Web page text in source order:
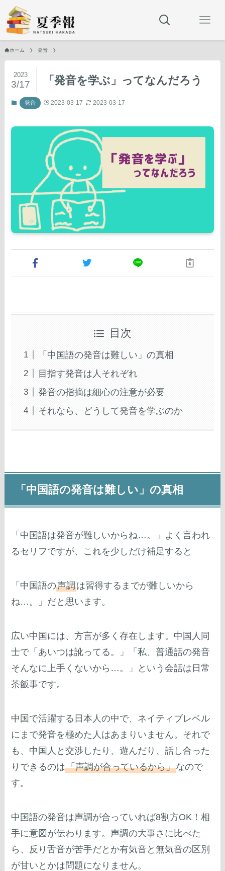
ホーム 発音
「発音を学ぶ」ってなんだろう
2023
3/17
発音 2023-03-17 2023-03-17
目次
「中国語の発音は難しい」の真相
目指す発音は人それぞれ
発音の指摘は細心の注意が必要
それなら、どうして発音を学ぶのか
「中国語の発音は難しい」の真相
「中国語は発音が難しいからね…。」よく言われ
るセリフですが、これを少しだけ補足すると
「中国語の声調は習得するまでが難しいから
ね…。」だと思います。
広い中国には、方言が多く存在します。中国人同
士で「あいつは訛ってる。」「私、普通話の発音
そんなに上手くないから…。」という会話は日常
茶飯事です。
中国で活躍する日本人の中で、ネイティブレベル
にまで発音を極めた人はあまりいません。それで
も、中国人と交渉したり、遊んだり、話し合った
りできるのは「声調が合っているから」なので
す。
中国語の発音は声調が合っていれば8割方OK！相
手に意図が伝わります。声調の大事さに比べた
ら、反り舌音が苦手だとか有気音と無気音の区別
が甘いとかは問題になりません。